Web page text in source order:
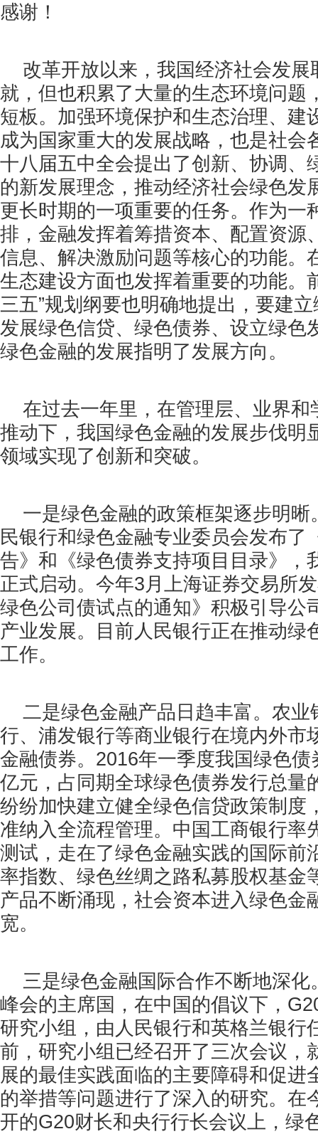
感谢！
改革开放以来，我国经济社会发展
就，但也积累了大量的生态环境问题
短板。加强环境保护和生态治理、建
成为国家重大的发展战略，也是社会
十八届五中全会提出了创新、协调、
的新发展理念，推动经济社会绿色发
更长时期的一项重要的任务。作为一
排，金融发挥着筹措资本、配置资源
信息、解决激励问题等核心的功能。
生态建设方面也发挥着重要的功能。
三五”规划纲要也明确地提出，要建
发展绿色信贷、 绿色债券、设立绿色
绿色金融的发展指明了发展方向。
在过去一年里，在管理层、业界和
推动下，我国绿色金融的发展步伐明
领域实现了创新和突破。
一是绿色金融的政策框架逐步明晰
民银行和绿色金融专业委员会发布了
告》和《绿色债券支持项目目录》，
正式启动。今年3月上海证券交易所
绿色公司债试点的通知》积极引导公
产业发展。目前人民银行正在推动绿
工作。
二是绿色金融产品日趋丰富。农业
行、浦发银行等商业银行在境内外市
金融债券。 2016年一季度我国绿色债
亿元，占同期全球绿色债券发行总量
纷纷加快建立健全绿色信贷政策制度
准纳入全流程管理。中国工商银行率
测试，走在了绿色金融实践的国际前
率指数、绿色丝绸之路私募股权基金
产品不断涌现，社会资本进入绿色金
宽。
三是绿色金融国际合作不断地深化
峰会的主席国，在中国的倡议下，
研究小组，由人民银行和英格兰银行
前，研究小组已经召开了三次会议，
展的最佳实践面临的主要障碍和促进
的举措等问题进行了深入的研究。在
开的G20财长和央行行长会议上，绿